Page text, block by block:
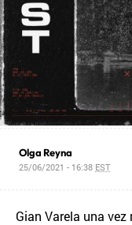
Olga Reyna
25/06/2021 - 16:38 EST
Gian Varela una